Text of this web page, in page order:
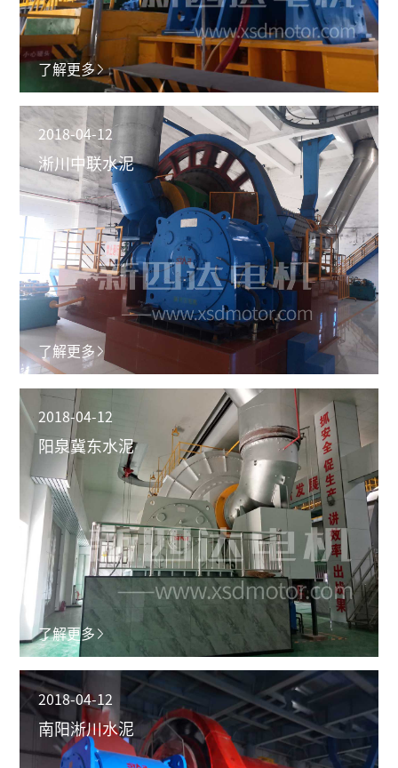
了解更多
2018-04-12
淅川中联水泥
了解更多
2018-04-12
阳泉冀东水泥
了解更多
2018-04-12
南阳淅川水泥